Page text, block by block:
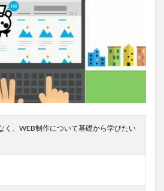
く、WEB制作について基礎から学びたい